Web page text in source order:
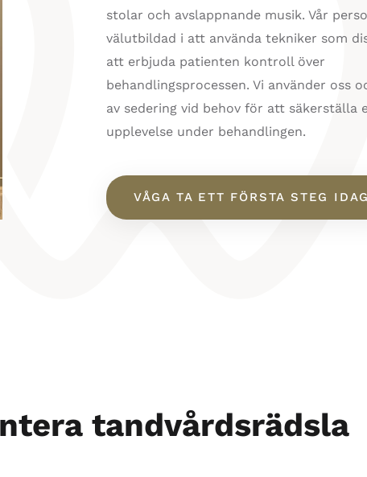
stolar och avslappnande musik. Vår
välutbildad i att använda tekniker som
att erbjuda patienten kontroll över
behandlingsprocessen. Vi använder oss
av sedering vid behov för att säkerställa
upplevelse under behandlingen.
VÅGA TA ETT FÖRSTA STEG IDAG
tandvårdsrädsla